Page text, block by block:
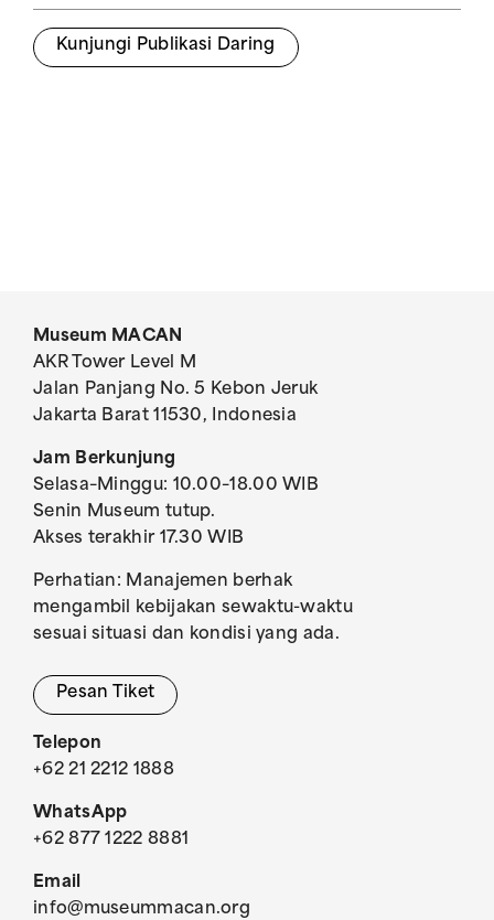
Kunjungi Publikasi Daring
Museum MACAN
AKR Tower Level M
Jalan Panjang No. 5 Kebon Jeruk
Jakarta Barat 11530, Indonesia
Jam Berkunjung
Selasa–Minggu: 10.00–18.00 WIB
Senin Museum tutup.
Akses terakhir 17.30 WIB
Perhatian: Manajemen berhak
mengambil kebijakan sewaktu-waktu
sesuai situasi dan kondisi yang ada.
Pesan Tiket
Telepon
+62 21 2212 1888
WhatsApp
+62 877 1222 8881
Email
info@museummacan.org